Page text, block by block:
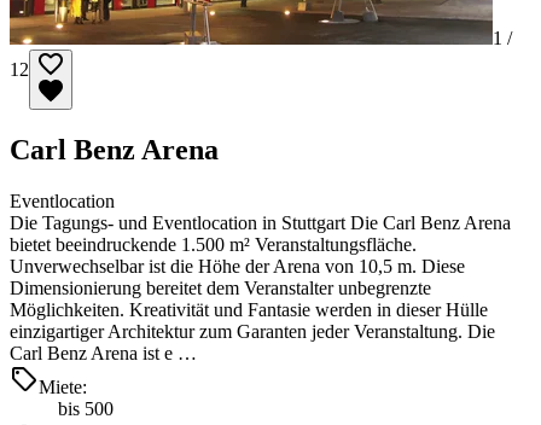
1 /
12
Carl Benz Arena
Eventlocation
Die Tagungs- und Eventlocation in Stuttgart Die Carl Benz Arena
bietet beeindruckende 1.500 m² Veranstaltungsfläche.
Unverwechselbar ist die Höhe der Arena von 10,5 m. Diese
Dimensionierung bereitet dem Veranstalter unbegrenzte
Möglichkeiten. Kreativität und Fantasie werden in dieser Hülle
einzigartiger Architektur zum Garanten jeder Veranstaltung. Die
Carl Benz Arena ist e …
Miete:
bis 500